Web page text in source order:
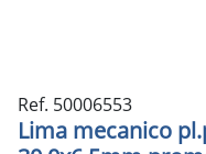
Ref. 50006553
Lima mecanico